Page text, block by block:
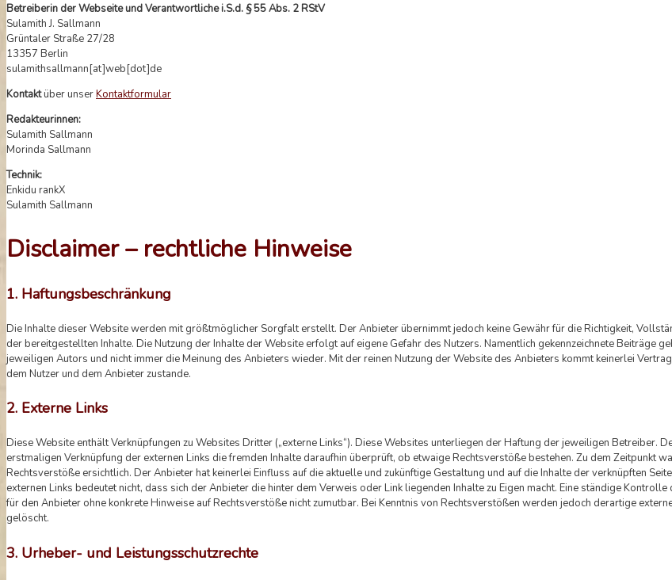
Betreiberin der Webseite und Verantwortliche i.S.d. § 55 Abs. 2 RStV
Sulamith J. Sallmann
Grüntaler Straße 27/28
13357 Berlin
sulamithsallmann[at]web[dot]de
Kontaktüber unserKontaktformular
Redakteurinnen:
Sulamith Sallmann
Morinda Sallmann
Technik:
Enkidu rankX
Sulamith Sallmann
Disclaimer – rechtliche Hinweise
1. Haftungsbeschränkung
Die Inhalte dieser Website werden mit größtmöglicher Sorgfalt erstellt. Der Anbieter übernimmt jedoch keine Gewähr für die Richtigkeit,
der bereitgestellten Inhalte. Die Nutzung der Inhalte der Website erfolgt auf eigene Gefahr des Nutzers. Namentlich gekennzeichnete Beiträge
jeweiligen Autors und nicht immer die Meinung des Anbieters wieder. Mit der reinen Nutzung der Website des Anbieters kommt keinerlei
dem Nutzer und dem Anbieter zustande.
2. Externe Links
Diese Website enthält Verknüpfungen zu Websites Dritter („externe Links“). Diese Websites unterliegen der Haftung der jeweiligen Betreiber.
erstmaligen Verknüpfung der externen Links die fremden Inhalte daraufhin überprüft, ob etwaige Rechtsverstöße bestehen. Zu dem Zeitpunkt
Rechtsverstöße ersichtlich. Der Anbieter hat keinerlei Einfluss auf die aktuelle und zukünftige Gestaltung und auf die Inhalte der verknüpften
externen Links bedeutet nicht, dass sich der Anbieter die hinter dem Verweis oder Link liegenden Inhalte zu Eigen macht. Eine ständige Kontrolle
für den Anbieter ohne konkrete Hinweise auf Rechtsverstöße nicht zumutbar. Bei Kenntnis von Rechtsverstößen werden jedoch derartige
gelöscht.
3. Urheber- und Leistungsschutzrechte